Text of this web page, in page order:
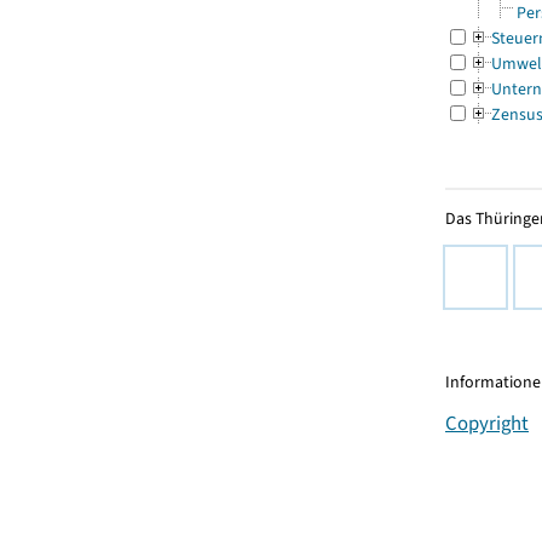
Zensus
Das
Copyright